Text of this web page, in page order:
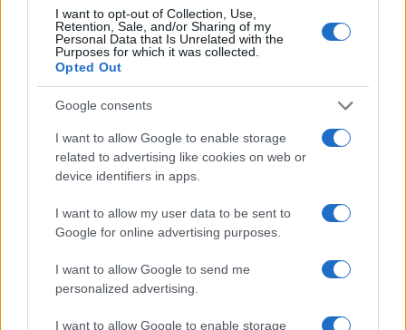
I want to opt-out of Collection, Use,
Retention, Sale, and/or Sharing of my
Personal Data that Is Unrelated with the
Purposes for which it was collected.
Opted Out
Google consents
I want to allow Google to enable storage
related to advertising like cookies on web or
device identifiers in apps.
I want to allow my user data to be sent to
Google for online advertising purposes.
I want to allow Google to send me
personalized advertising.
I want to allow Google to enable storage
Incendi, a San Pasquale arriva il Campo Base:
l’inaugurazione
Andrea Mura conquista Palau: grande
partecipazione per il suo racconto
Calangianus, allarme sul centro accoglienza
minori, Albieri: “Episodi gravissimi”
Gallura, finti clienti svuotano le suite: furto da
50mila nel resort
Meteo Olbia 7 agosto, sole e caldo tornano